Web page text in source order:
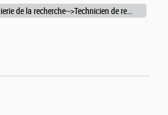
Autres domaines Ingénierie de la recherche-->Technicien de recherche